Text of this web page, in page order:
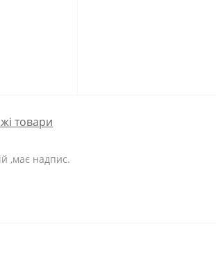
товари
,має надпис.